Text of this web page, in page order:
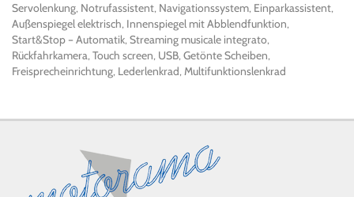
Servolenkung, Notrufassistent, Navigationssystem, Einparkassistent,
Außenspiegel elektrisch, Innenspiegel mit Abblendfunktion,
Start&Stop – Automatik, Streaming musicale integrato,
Rückfahrkamera, Touch screen, USB, Getönte Scheiben,
Freisprecheinrichtung, Lederlenkrad, Multifunktionslenkrad